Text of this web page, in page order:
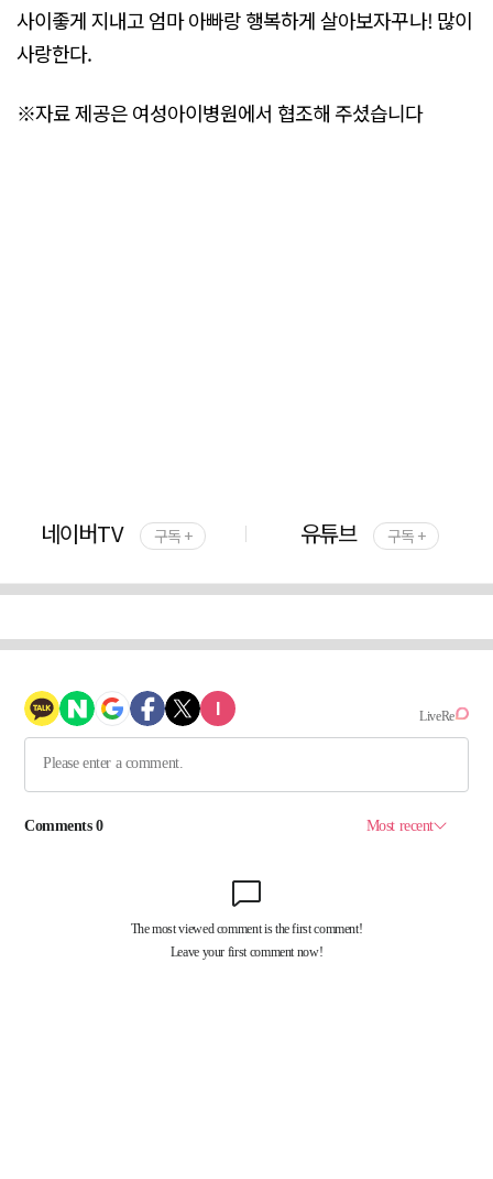
사이좋게 지내고 엄마 아빠랑 행복하게 살아보자꾸나! 많이
사랑한다.
※자료 제공은 여성아이병원에서 협조해 주셨습니다
네이버TV 구독 + 유튜브 구독 +